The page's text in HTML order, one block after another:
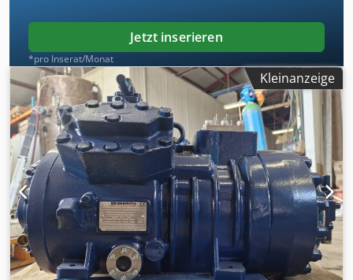
Jetzt inserieren
*pro Inserat/Monat
Kleinanzeige